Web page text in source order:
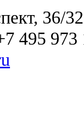
36/
495 973